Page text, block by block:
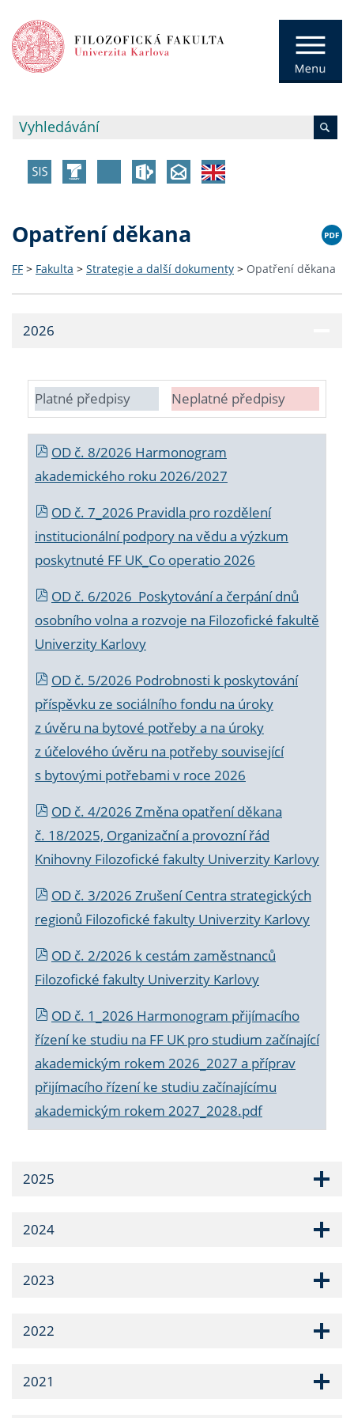
Opatření děkana
FF > Fakulta > Strategie a další dokumenty > Opatření děkana
2026
Platné předpisy Neplatné předpisy
OD č. 8/2026 Harmonogram
akademického roku 2026/2027
OD č. 7_2026 Pravidla pro rozdělení
institucionální podpory na vědu a výzkum
poskytnuté FF UK_Co operatio 2026
OD č. 6/2026 Poskytování a čerpání dnů
osobního volna a rozvoje na Filozofické fakultě
Univerzity Karlovy
OD č. 5/2026 Podrobnosti k poskytování
příspěvku ze sociálního fondu na úroky
z úvěru na bytové potřeby a na úroky
z účelového úvěru na potřeby související
s bytovými potřebami v roce 2026
OD č. 4/2026 Změna opatření děkana
č. 18/2025, Organizační a provozní řád
Knihovny Filozofické fakulty Univerzity Karlovy
OD č. 3/2026 Zrušení Centra strategických
regionů Filozofické fakulty Univerzity Karlovy
OD č. 2/2026 k cestám zaměstnanců
Filozofické fakulty Univerzity Karlovy
OD č. 1_2026 Harmonogram přijímacího
řízení ke studiu na FF UK pro studium začínající
akademickým rokem 2026_2027 a příprav
přijímacího řízení ke studiu začínajícímu
akademickým rokem 2027_2028.pdf
2025
2024
2023
2022
2021